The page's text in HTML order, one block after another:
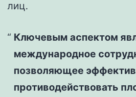
лиц.
Ключевым аспектом
международное
позволяющее
противодействовать